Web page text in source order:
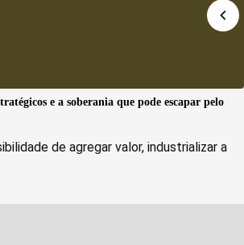
e a soberania que pode escapar pelo
de agregar valor, industrializar a